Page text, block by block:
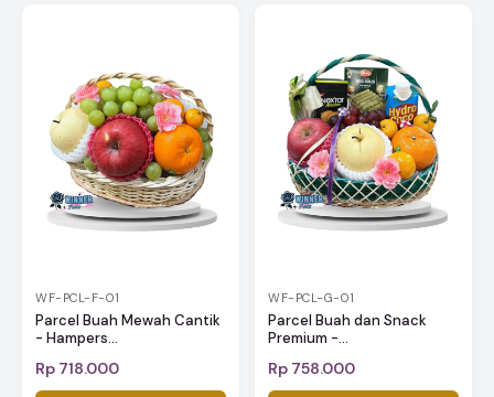
WF-PCL-F-01
Parcel Buah Mewah Cantik
- Hampers...
Rp 718.000
WF-PCL-G-01
Parcel Buah dan Snack
Premium -...
Rp 758.000